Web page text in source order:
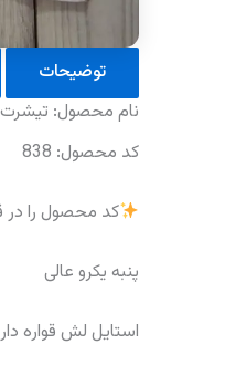
توضیحات
نام‌ محصول: تیشرت
کد محصول: 838
کد محصول را
پنبه یکرو عالی
استایل لش قواره دار